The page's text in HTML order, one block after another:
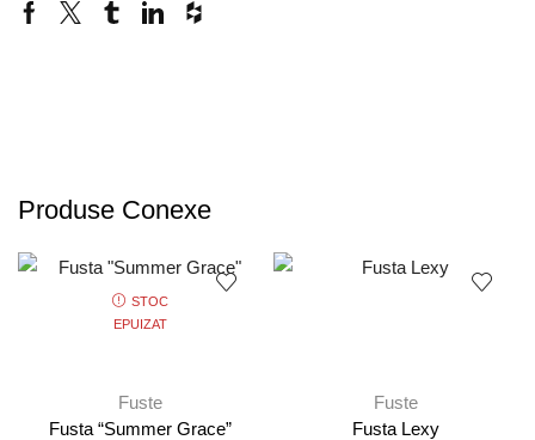
Produse Conexe
STOC
EPUIZAT
Fuste
Fusta “Summer Grace”
Fuste
Fusta Lexy